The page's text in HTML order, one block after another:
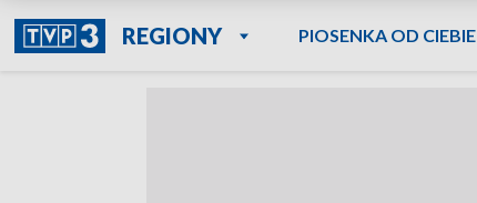
REGIONY PIOSENKA OD CIEBIE